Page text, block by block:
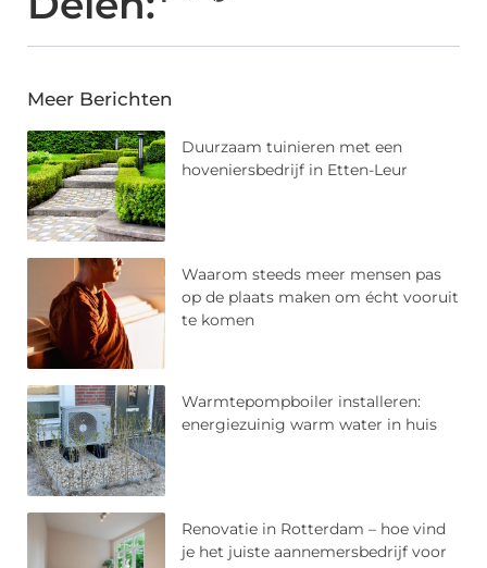
Meer Berichten
Duurzaam tuinieren met een
hoveniersbedrijf in Etten-Leur
Waarom steeds meer mensen pas
op de plaats maken om écht vooruit
te komen
Warmtepompboiler installeren:
energiezuinig warm water in huis
Renovatie in Rotterdam – hoe vind
je het juiste aannemersbedrijf voor